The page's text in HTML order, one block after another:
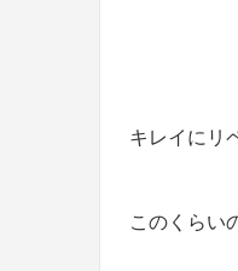
キレイにリ
このくらい